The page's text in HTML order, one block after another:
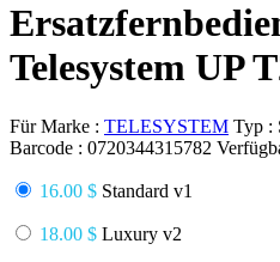
Telesystem UP
Für Marke : TELESYSTEM Typ :
Barcode : 0720344315782
16.00 $ Standard v1
18.00 $ Luxury v2